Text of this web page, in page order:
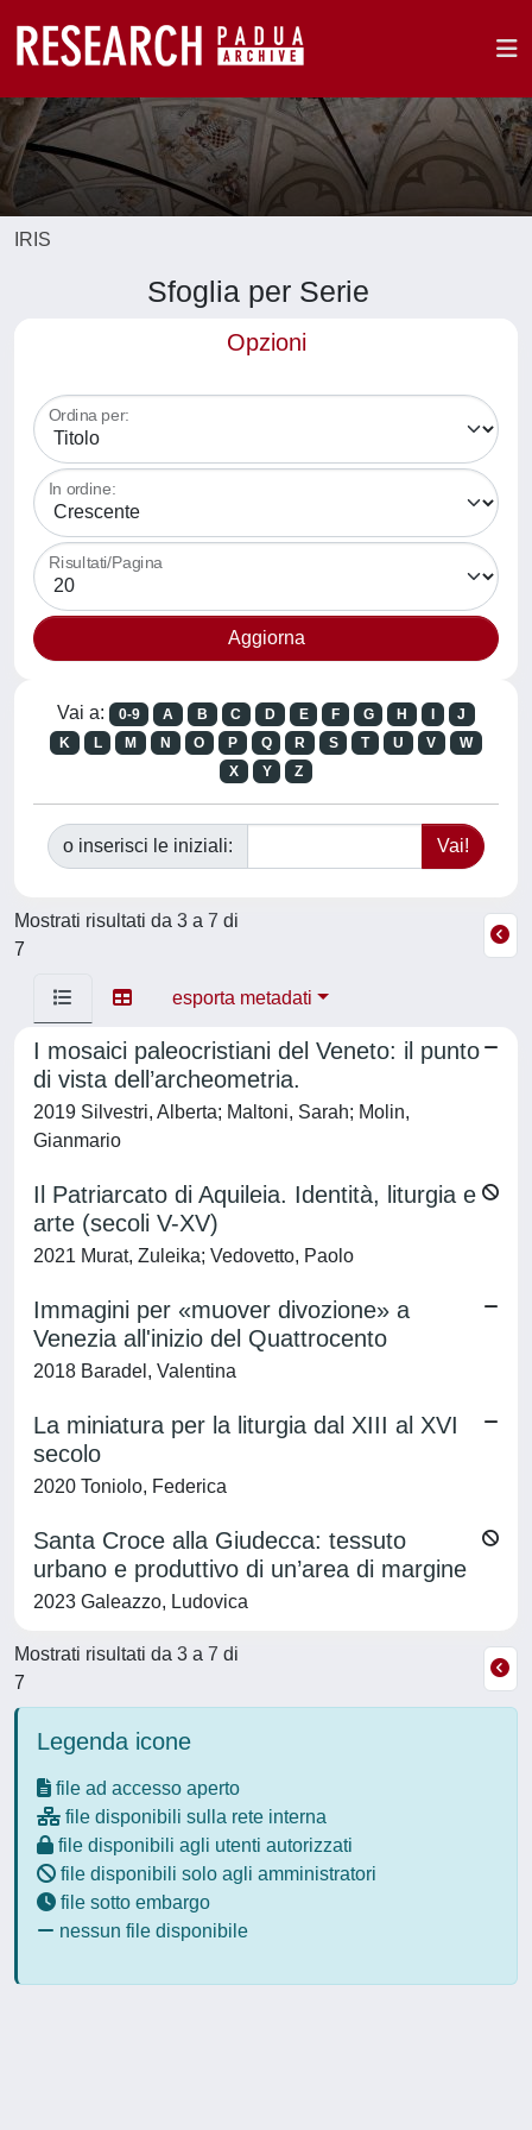
IRIS
Sfoglia per Serie
Opzioni
Ordina per:
In ordine:
Risultati/Pagina
Vai a: 0-9 A B C D E F G H
J
K
L M N O P Q R S T U V
W
X
Y Z
o inserisci le iniziali:
Mostrati risultati da 3 a 7 di
7
esporta metadati
I mosaici paleocristiani del Veneto: il punto
di vista dell’archeometria.
2019 Silvestri, Alberta; Maltoni, Sarah; Molin,
Gianmario
Il Patriarcato di Aquileia. Identità, liturgia e
arte (secoli V-XV)
2021 Murat, Zuleika; Vedovetto, Paolo
Immagini per «muover divozione» a
Venezia all'inizio del Quattrocento
2018 Baradel, Valentina
La miniatura per la liturgia dal XIII al XVI
secolo
2020 Toniolo, Federica
Santa Croce alla Giudecca: tessuto
urbano e produttivo di un’area di margine
2023 Galeazzo, Ludovica
Mostrati risultati da 3 a 7 di
7
Legenda icone
file ad accesso aperto
file disponibili sulla rete interna
file disponibili agli utenti autorizzati
file disponibili solo agli amministratori
file sotto embargo
nessun file disponibile